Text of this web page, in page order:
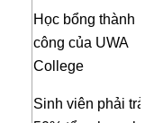
Học bổng thành
công của UWA
College
Sinh viên phải trả